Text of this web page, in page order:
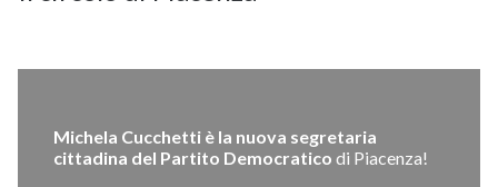
Michela Cucchetti è la nuova segretaria
cittadina del Partito Democratico di Piacenza!